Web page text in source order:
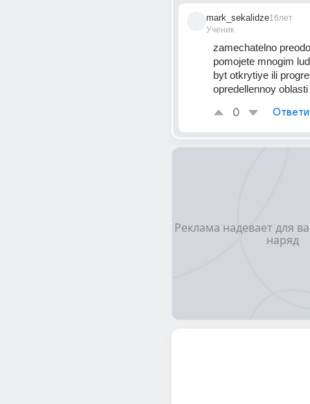
mark_sekalidze
Ученик
16лет
zamechatelno
pomojete mnogim
byt otkrytiye ili
opredellennoy oblasti
0